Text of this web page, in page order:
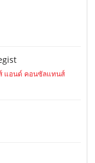
แอนด์ คอนซัลแทนส์